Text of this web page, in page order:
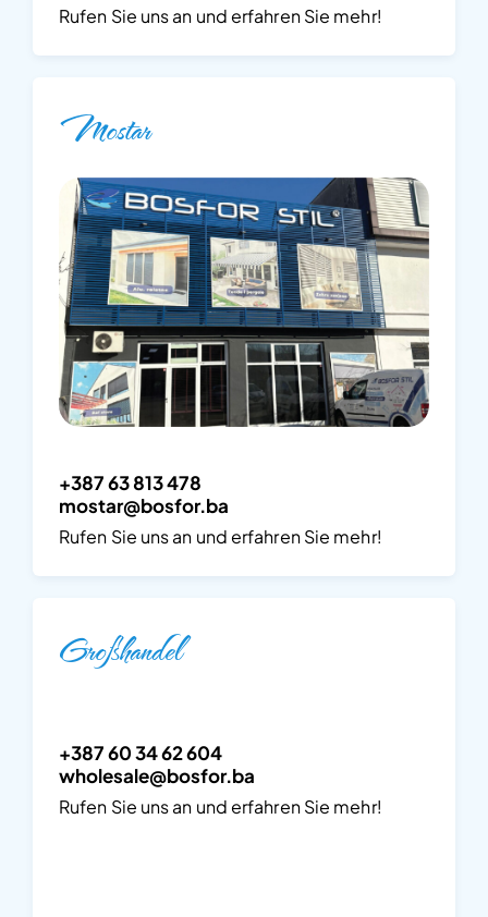
Rufen Sie uns an und erfahren Sie mehr!
Mostar
+387 63 813 478
mostar@bosfor.ba
Rufen Sie uns an und erfahren Sie mehr!
Großhandel
+387 60 34 62 604
wholesale@bosfor.ba
Rufen Sie uns an und erfahren Sie mehr!